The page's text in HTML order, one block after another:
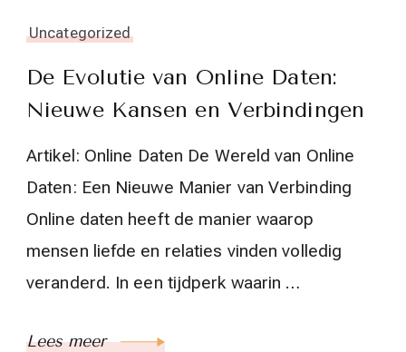
Uncategorized
De Evolutie van Online Daten:
Nieuwe Kansen en Verbindingen
Artikel: Online Daten De Wereld van Online
Daten: Een Nieuwe Manier van Verbinding
Online daten heeft de manier waarop
mensen liefde en relaties vinden volledig
veranderd. In een tijdperk waarin …
Lees meer